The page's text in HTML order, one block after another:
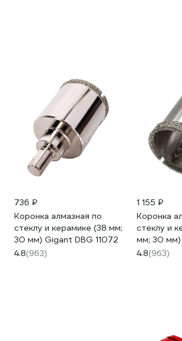
736 ₽
Коронка алмазная по
стеклу и керамике (38 мм;
30 мм) Gigant DBG 11072
4.8(963)
1 155 ₽
Коронка
стеклу и
мм; 30 мм)
11073
4.8(963)